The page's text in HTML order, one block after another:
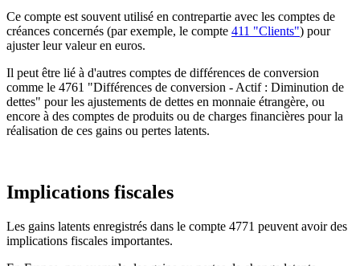
Ce compte est souvent utilisé en contrepartie avec les comptes de
créances concernés (par exemple, le compte 411 "Clients") pour
ajuster leur valeur en euros.
Il peut être lié à d'autres comptes de différences de conversion
comme le 4761 "Différences de conversion - Actif : Diminution de
dettes" pour les ajustements de dettes en monnaie étrangère, ou
encore à des comptes de produits ou de charges financières pour la
réalisation de ces gains ou pertes latents.
Implications fiscales
Les gains latents enregistrés dans le compte 4771 peuvent avoir des
implications fiscales importantes.